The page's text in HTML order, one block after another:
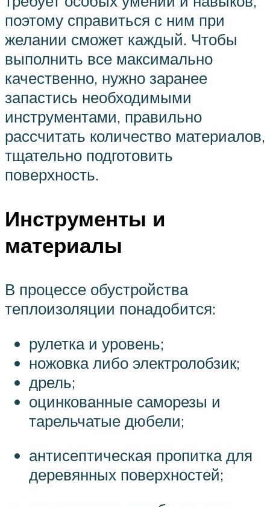
поэтому справиться с ним при
желании сможет каждый. Чтобы
выполнить все максимально
качественно, нужно заранее
запастись необходимыми
инструментами, правильно
рассчитать количество материалов,
тщательно подготовить
поверхность.
Инструменты и
материалы
В процессе обустройства
теплоизоляции понадобится:
рулетка и уровень;
ножовка либо электролобзик;
дрель;
оцинкованные саморезы и
тарельчатые дюбели;
антисептическая пропитка для
деревянных поверхностей;